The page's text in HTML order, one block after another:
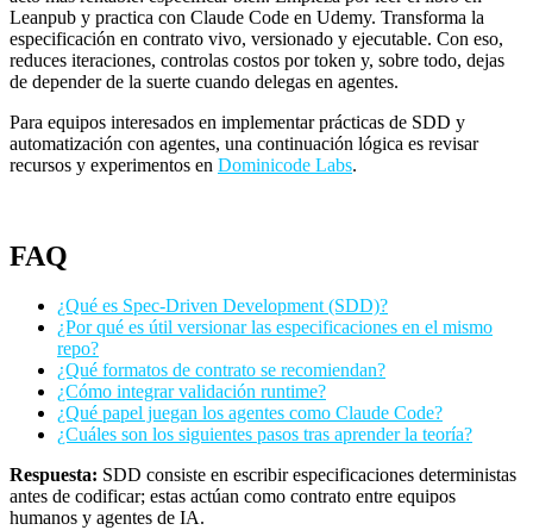
Leanpub y practica con Claude Code en Udemy. Transforma la
especificación en contrato vivo, versionado y ejecutable. Con eso,
reduces iteraciones, controlas costos por token y, sobre todo, dejas
de depender de la suerte cuando delegas en agentes.
Para equipos interesados en implementar prácticas de SDD y
automatización con agentes, una continuación lógica es revisar
recursos y experimentos en Dominicode Labs.
FAQ
¿Qué es Spec-Driven Development (SDD)?
¿Por qué es útil versionar las especificaciones en el mismo
repo?
¿Qué formatos de contrato se recomiendan?
¿Cómo integrar validación runtime?
¿Qué papel juegan los agentes como Claude Code?
¿Cuáles son los siguientes pasos tras aprender la teoría?
Respuesta: SDD consiste en escribir especificaciones deterministas
antes de codificar; estas actúan como contrato entre equipos
humanos y agentes de IA.